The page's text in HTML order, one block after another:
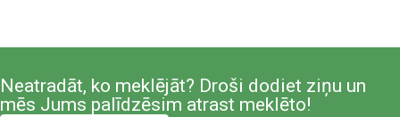
Neatradāt, ko meklējāt? Droši dodiet ziņu un
mēs Jums palīdzēsim atrast meklēto!